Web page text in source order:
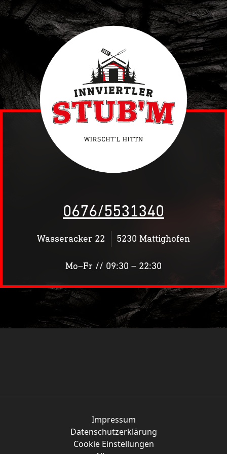
0676/5531340
Wasseracker 22 5230 Mattighofen
Mo–Fr // 09:30 – 22:30
Siass’n Spritza
klein
Impressum
Datenschutzerklärung
Cookie Einstellungen